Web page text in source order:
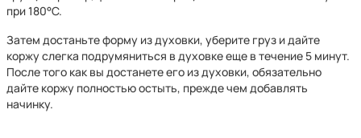
при 180°C.
Затем достаньте форму из духовки, уберите груз и дайте
коржу слегка подрумяниться в духовке еще в течение 5 минут.
После того как вы достанете его из духовки, обязательно
дайте коржу полностью остыть, прежде чем добавлять
начинку.